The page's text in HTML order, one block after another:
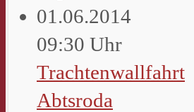
01.06.2014
09:30 Uhr
Trachtenwallfahrt
Abtsroda